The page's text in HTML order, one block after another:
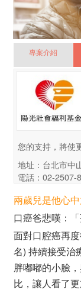
專案介紹
您的支持，將使
地址：台北市中
電話：02-2507-
兩歲兒是他心
口癌爸悲嘆：
面對口腔癌再
名) 持續接受治
胖嘟嘟的小臉
比，讓人看了更